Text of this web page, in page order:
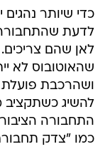
כדי שיותר
לדעת שהתחבורה
לאן שהם
שהאוטובוס לא
ושהרכבת
להשיג
התחבורה
כמו "צדק